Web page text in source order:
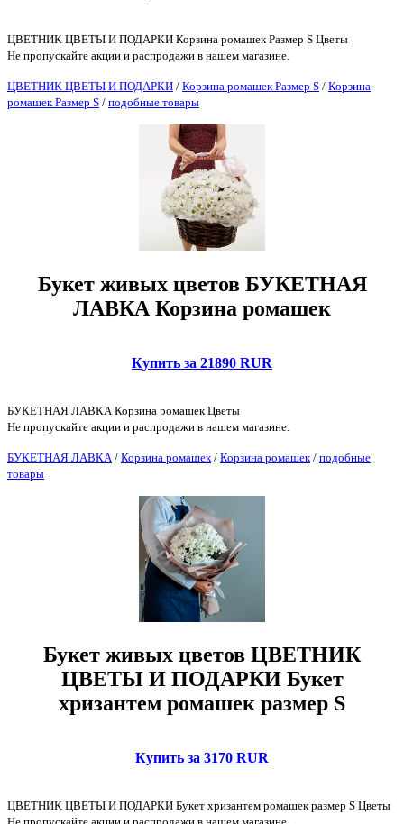
ЦВЕТНИК ЦВЕТЫ И ПОДАРКИ Корзина ромашек Размер S Цветы
Не пропускайте акции и распродажи в нашем магазине.
ЦВЕТНИК ЦВЕТЫ И ПОДАРКИ / Корзина ромашек Размер S / Корзина
ромашек Размер S / подобные товары
Букет живых цветов БУКЕТНАЯ
ЛАВКА Корзина ромашек
Купить за 21890 RUR
БУКЕТНАЯ ЛАВКА Корзина ромашек Цветы
Не пропускайте акции и распродажи в нашем магазине.
БУКЕТНАЯ ЛАВКА / Корзина ромашек / Корзина ромашек / подобные
товары
Букет живых цветов ЦВЕТНИК
ЦВЕТЫ И ПОДАРКИ Букет
хризантем ромашек размер S
Купить за 3170 RUR
ЦВЕТНИК ЦВЕТЫ И ПОДАРКИ Букет хризантем ромашек размер S Цветы